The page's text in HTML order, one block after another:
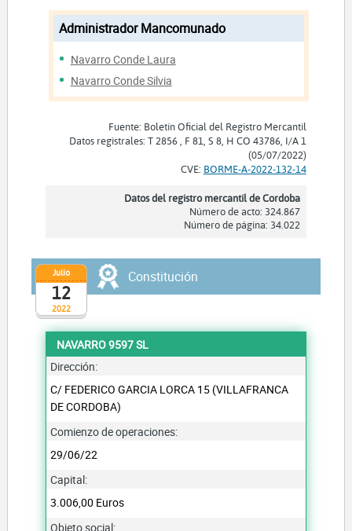
Administrador Mancomunado
Navarro Conde Laura
Navarro Conde Silvia
Fuente: Boletín Oficial del Registro Mercantil
Datos registrales: T 2856 , F 81, S 8, H CO 43786, I/A 1
(05/07/2022)
CVE: BORME-A-2022-132-14
Datos del registro mercantil de Cordoba
Número de acto: 324.867
Número de página: 34.022
2022
Julio
12
Constitución
NAVARRO 9597 SL
Dirección:
C/ FEDERICO GARCIA LORCA 15 (VILLAFRANCA
DE CORDOBA)
Comienzo de operaciones:
29/06/22
Capital:
3.006,00 Euros
Objeto social: